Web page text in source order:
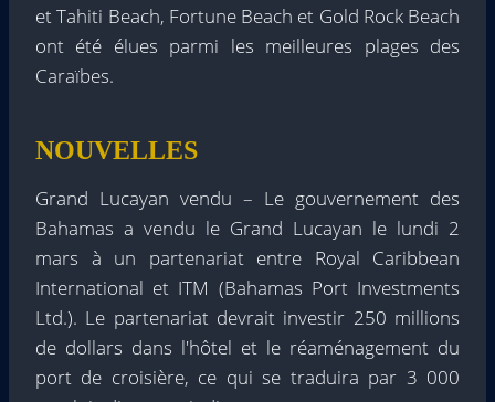
et Tahiti Beach, Fortune Beach et Gold Rock Beach
ont été élues parmi les meilleures plages des
Caraïbes.
NOUVELLES
Grand Lucayan vendu – Le gouvernement des
Bahamas a vendu le Grand Lucayan le lundi 2
mars à un partenariat entre Royal Caribbean
International et ITM (Bahamas Port Investments
Ltd.). Le partenariat devrait investir 250 millions
de dollars dans l'hôtel et le réaménagement du
port de croisière, ce qui se traduira par 3 000